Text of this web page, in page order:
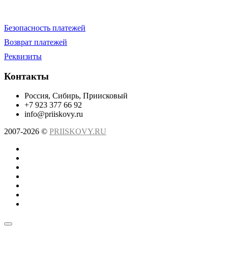
Безопасность платежей
Возврат платежей
Реквизиты
Контакты
Россия, Сибирь, Приисковый
+7 923 377 66 92
info@priiskovy.ru
2007-2026 © PRIISKOVY.RU